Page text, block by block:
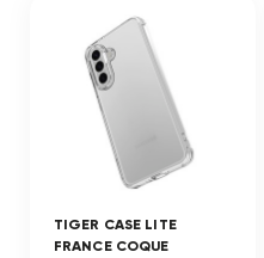
TIGER CASE LITE
FRANCE COQUE